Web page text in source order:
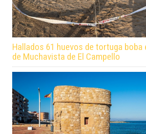
Hallados 61 huevos de tortuga boba
de Muchavista de El Campello